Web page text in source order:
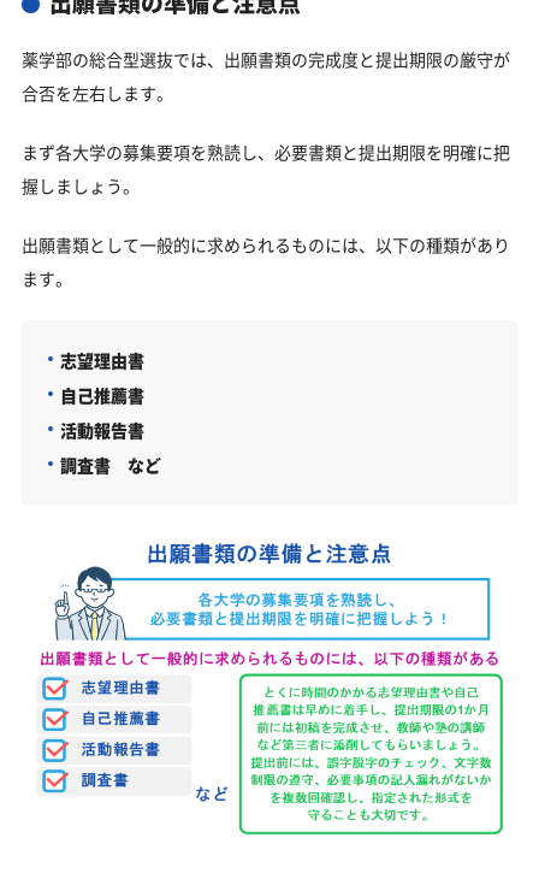
薬学部の総合型選抜では、出願書類の完成度と提出期限の厳守が
合否を左右します。
まず各大学の募集要項を熟読し、必要書類と提出期限を明確に把
握しましょう。
出願書類として一般的に求められるものには、以下の種類があり
ます。
志望理由書
自己推薦書
活動報告書
調査書 など